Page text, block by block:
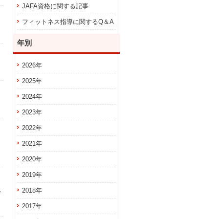
JAFA資格に関する記事
フィットネス指導に関するQ＆A
年別
2026年
2025年
2024年
2023年
2022年
2021年
2020年
2019年
2018年
2017年